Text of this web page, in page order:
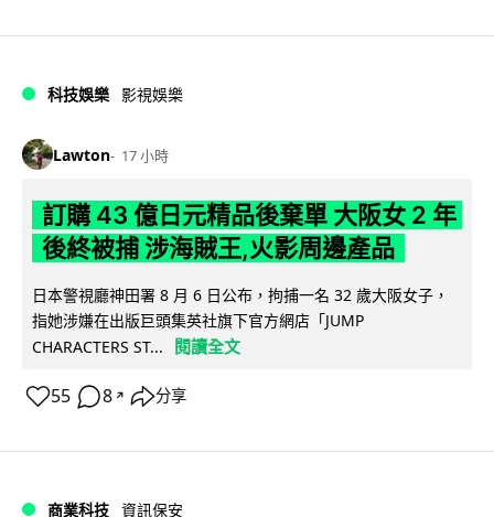
科技娛樂 影視娛樂
Lawton 17 小時
訂購 43 億日元精品後棄單 大阪女 2 年
後終被捕 涉海賊王,火影周邊產品
日本警視廳神田署 8 月 6 日公布，拘捕一名 32 歲大阪女子，
指她涉嫌在出版巨頭集英社旗下官方網店「JUMP
CHARACTERS ST...
閱讀全文
55 8 ↗ 分享
商業科技 資訊保安